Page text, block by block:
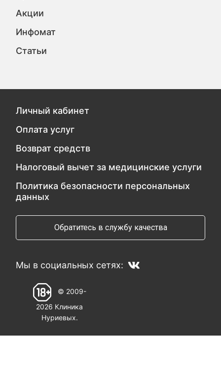
Акции
Инфомат
Статьи
Личный кабинет
Оплата услуг
Возврат средств
Налоговый вычет за медицинские услуги
Политика безопасности персональных
данных
Обратитесь в службу качества
Мы в социальных сетях:
© 2009-
2026 Клиника
Нуриевых.